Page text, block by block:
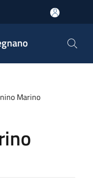
Marino